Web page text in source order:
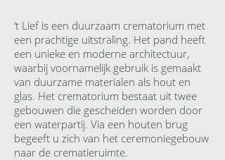
‘t Lief is een duurzaam crematorium met
een prachtige uitstraling. Het pand heeft
een unieke en moderne architectuur,
waarbij voornamelijk gebruik is gemaakt
van duurzame materialen als hout en
glas. Het crematorium bestaat uit twee
gebouwen die gescheiden worden door
een waterpartij. Via een houten brug
begeeft u zich van het ceremoniegebouw
naar de crematieruimte.